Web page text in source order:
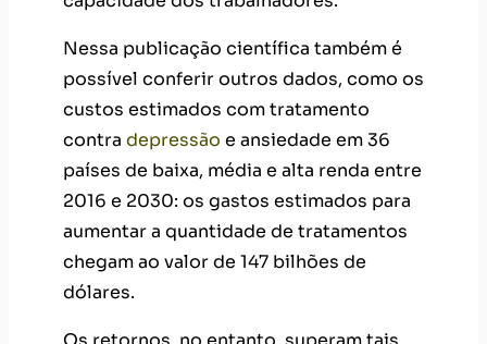
Nessa publicação científica também é
possível conferir outros dados, como os
custos estimados com tratamento
contra depressão e ansiedade em 36
países de baixa, média e alta renda entre
2016 e 2030: os gastos estimados para
aumentar a quantidade de tratamentos
chegam ao valor de 147 bilhões de
dólares.